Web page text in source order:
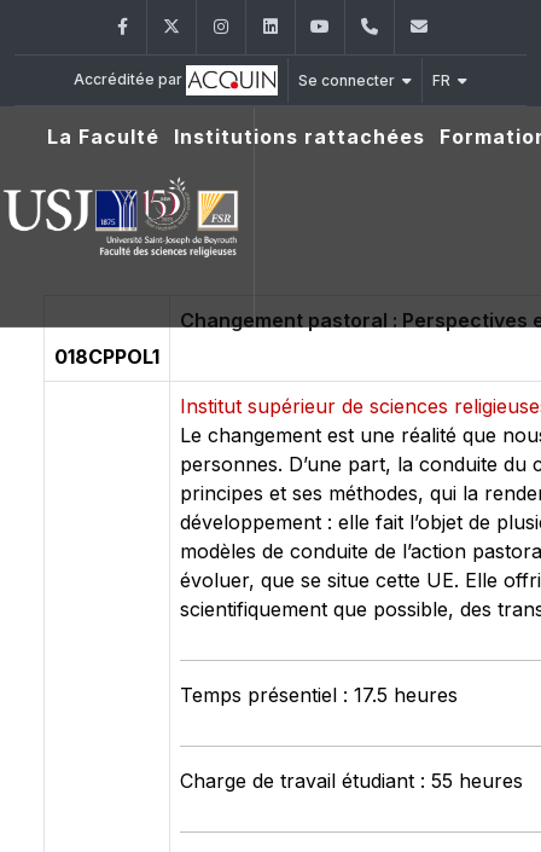
FacebookTwitter InstagramLinkedInYouTube+961 (1) 421 586
Accréditée par Se connecter FR
La Faculté Institutions rattachées
018CPPOL1
Changement pastoral : Perspectives
Institut supérieur de sciences
Le changement est une réalité que
personnes. D’une part, la conduite du
principes et ses méthodes, qui la
développement : elle fait l’objet de
modèles de conduite de l’action
évoluer, que se situe cette UE. Elle
scientifiquement que possible, des
Temps présentiel : 17.5 heures
Charge de travail étudiant : 55 heures